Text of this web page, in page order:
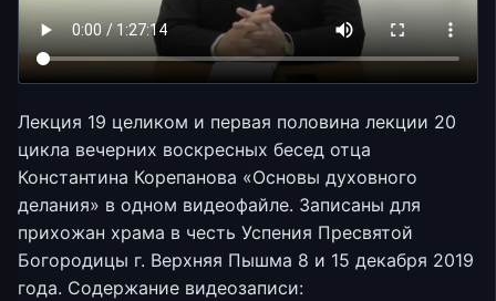
Лекция 19 целиком и первая половина лекции 20
цикла вечерних воскресных бесед отца
Константина Корепанова «Основы духовного
делания» в одном видеофайле. Записаны для
прихожан храма в честь Успения Пресвятой
Богородицы г. Верхняя Пышма 8 и 15 декабря 2019
года. Содержание видеозаписи: